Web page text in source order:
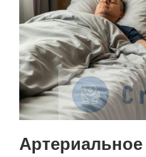
Артериальное